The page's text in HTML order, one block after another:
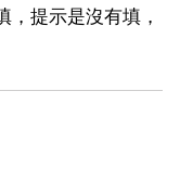
提示是沒有填，